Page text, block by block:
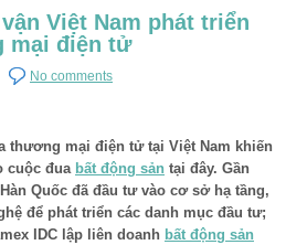
Việt Nam phát triển
mại điện tử
No comments
thương mại điện tử tại Việt Nam khiến
cuộc đua bất động sản tại đây. Gần
Quốc đã đầu tư vào cơ sở hạ tầng,
để phát triển các danh mục đầu tư;
IDC lập liên doanh bất động sản